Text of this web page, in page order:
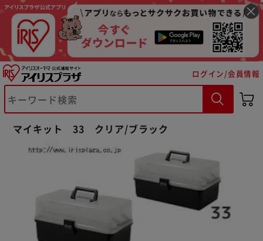
ログイン/会員情報
マイキット 33 クリア/ブラック
※ご確認ください
購入手続きへ